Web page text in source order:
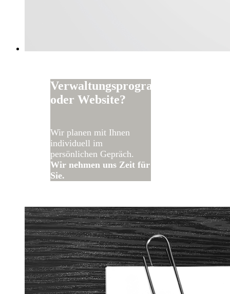
Verwaltungsprogramm
oder Website?
Wir planen mit Ihnen
individuell im
persönlichen Gepräch.
Wir nehmen uns Zeit für
Sie.